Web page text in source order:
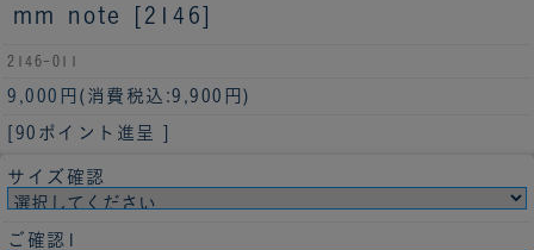
mm note [2146]
2146-011
9,000円 (消費税込:9,900円)
[90ポイント進呈 ]
サイズ確認
ご確認1